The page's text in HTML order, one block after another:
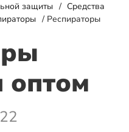
защиты / Средства
/ Респираторы
оптом
22